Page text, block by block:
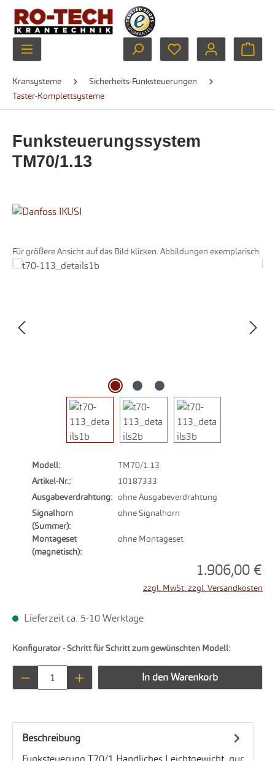
Zum Hauptinhalt springen
Du hast 0 Produkte
Kransysteme
Sicherheits-Funksteuerungen
Taster-Komplettsysteme
Funksteuerungssystem
TM70/1.13
Für größere Ansicht auf das Bild klicken. Abbildungen exemplarisch.
Bildergalerie überspringen
Modell:
TM70/1.13
Artikel-Nr.:
10187333
Ausgabeverdrahtung: ohne Ausgabeverdrahtung
Signalhorn
(Summer):
ohne Signalhorn
Montageset
(magnetisch):
ohne Montageset
1.906,00 €
zzgl. MwSt. zzgl. Versandkosten
Lieferzeit ca. 5-10 Werktage
Konfigurator - Schritt für Schritt zum gewünschten Modell:
Produkt Anzahl: Gib den gewünschten
In den Warenkorb
Beschreibung